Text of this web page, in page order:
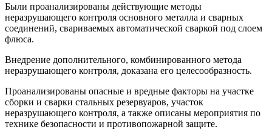
Были проанализированы действующие методы
неразрушающего контроля основного металла и сварных
соединений, свариваемых автоматической сваркой под слоем
флюса.
Внедрение дополнительного, комбинированного метода
неразрушающего контроля, доказана его целесообразность.
Проанализированы опасные и вредные факторы на участке
сборки и сварки стальных резервуаров, участок
неразрушающего контроля, а также описаны мероприятия по
технике безопасности и противопожарной защите.